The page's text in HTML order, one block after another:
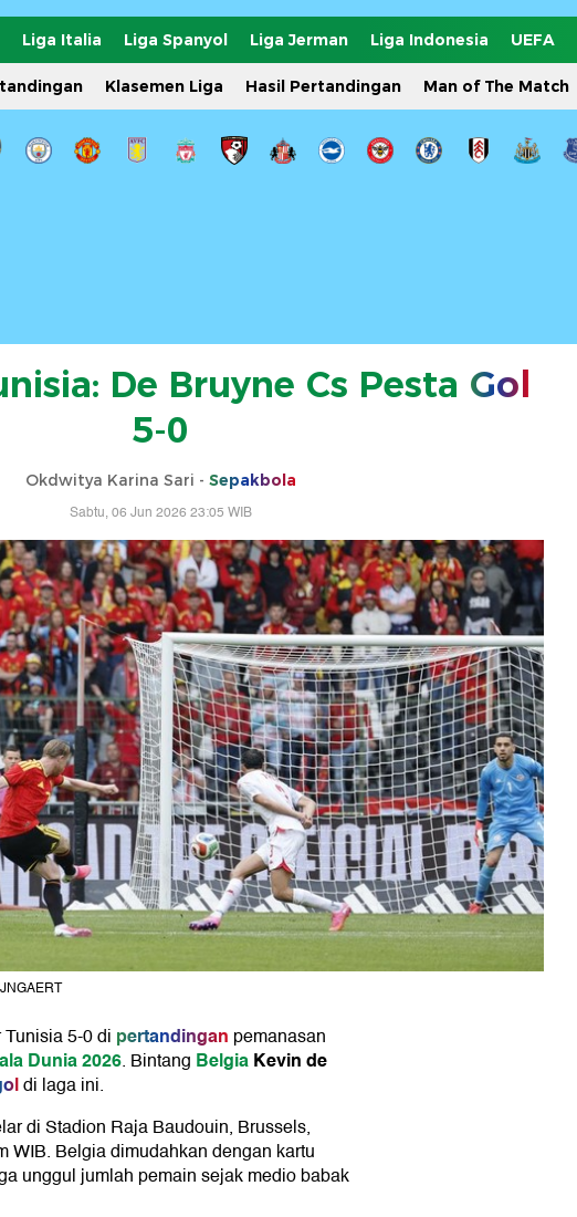
Liga Italia Liga Spanyol Liga Jerman Liga Indonesia UEFA
Klasemen Liga Hasil Pertandingan Man of The Match
De Bruyne Cs Pesta Gol
5-0
Okdwitya Karina Sari - Sepakbola
Sabtu, 06 Jun 2026 23:05 WIB
5-0 di pertandingan pemanasan
Dunia 2026. Bintang BelgiaKevin de
di laga ini.
di Stadion Raja Baudouin, Brussels,
WIB. Belgia dimudahkan dengan kartu
unggul jumlah pemain sejak medio babak